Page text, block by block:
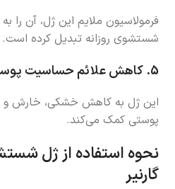
فرمولاسیون ملایم این ژل، آن را
شستشوی روزانه تبدیل کرده است.
5. کاهش علائم حساسیت
این ژل به کاهش خشکی، خارش و
پوستی کمک می‌کند.
نحوه استفاده از ژل
گارنیر